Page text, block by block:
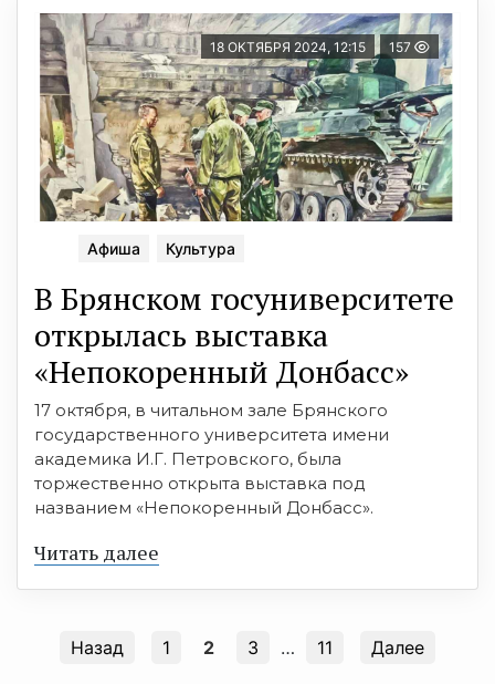
18 ОКТЯБРЯ 2024, 12:15 157
Афиша Культура
В Брянском госуниверситете
открылась выставка
«Непокоренный Донбасc»
17 октября, в читальном зале Брянского
государственного университета имени
академика И.Г. Петровского, была
торжественно открыта выставка под
названием «Непокоренный Донбасс».
Читать далее
Назад 1 2 3 … 11 Далее